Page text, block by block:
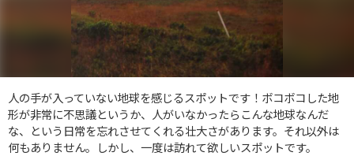
人の手が入っていない地球を感じるスポットです！ボコボコした地
形が非常に不思議というか、人がいなかったらこんな地球なんだ
な、という日常を忘れさせてくれる壮大さがあります。それ以外は
何もありません。しかし、一度は訪れて欲しいスポットです。